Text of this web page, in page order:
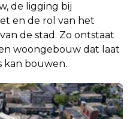
de ligging bij
en de rol van het
de stad. Zo ontstaat
woongebouw dat laat
kan bouwen.